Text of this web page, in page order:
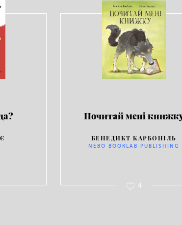
Почитай мені
БЕНЕДИКТ КАРБОНІЛЬ
NEBO BOOKLAB PUBLISHING
4